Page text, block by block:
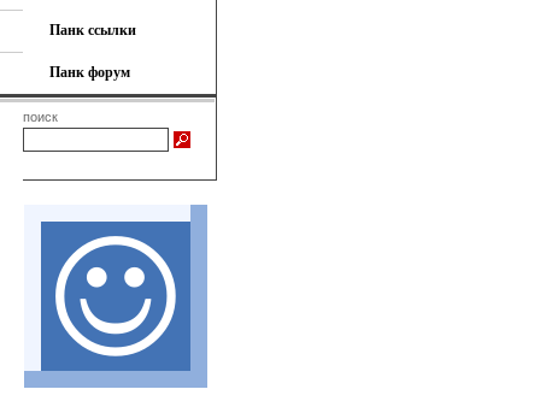
Панк ссылки
Панк форум
поиск